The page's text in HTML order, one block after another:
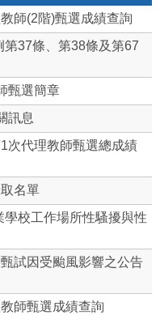
要點
師(2階)甄選成績查詢
37條、第38條及第67
甄選簡章
訊息
次代理教師甄選總成績
名單
校工作場所性騷擾與性
試因受颱風影響之公告
師甄選成績查詢